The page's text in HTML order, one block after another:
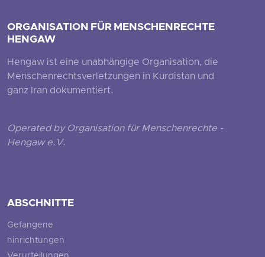
ORGANISATION FÜR MENSCHENRECHTE
HENGAW
Hengaw ist eine unabhängige Organisation, die
Menschenrechtsverletzungen in Kurdistan und
ganz Iran dokumentiert.
Operated by Organisation für Menschenrechte -
Hengaw e.V.
ABSCHNITTE
Gefangene
hinrichtungen